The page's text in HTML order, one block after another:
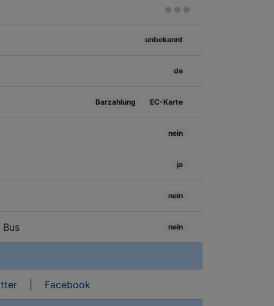
unbekannt
de
Barzahlung EC-Karte
nein
ja
nein
nein
| Facebook